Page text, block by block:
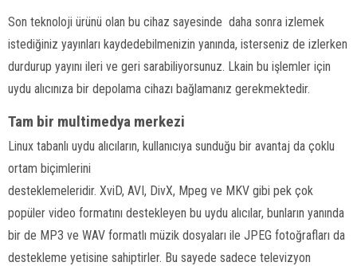
Son teknoloji ürünü olan bu cihaz sayesinde daha sonra izlemek
istediğiniz yayınları kaydedebilmenizin yanında, isterseniz de izlerken
durdurup yayını ileri ve geri sarabiliyorsunuz. Lkain bu işlemler için
uydu alıcınıza bir depolama cihazı bağlamanız gerekmektedir.
Tam bir multimedya merkezi
Linux tabanlı uydu alıcıların, kullanıcıya sunduğu bir avantaj da çoklu
ortam biçimlerini
desteklemeleridir. XviD, AVI, DivX, Mpeg ve MKV gibi pek çok
popüler video formatını destekleyen bu uydu alıcılar, bunların yanında
bir de MP3 ve WAV formatlı müzik dosyaları ile JPEG fotoğrafları da
destekleme yetisine sahiptirler. Bu sayede sadece televizyon